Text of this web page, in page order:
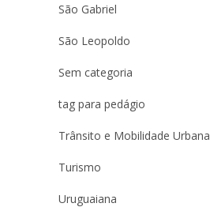
São Gabriel
São Leopoldo
Sem categoria
tag para pedágio
Trânsito e Mobilidade Urbana
Turismo
Uruguaiana